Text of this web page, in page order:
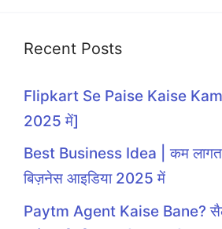
Recent Posts
Flipkart Se Paise Kaise
2025 में]
Best Business Idea | कम लागत
बिज़नेस आइडिया 2025 में
Paytm Agent Kaise Bane?